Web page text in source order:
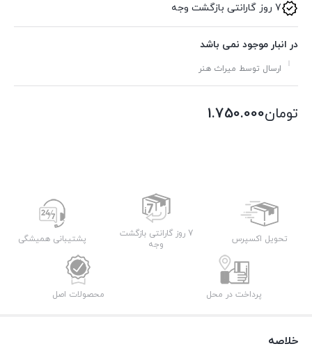
7 روز گارانتی بازگشت وجه
در انبار موجود نمی باشد
ارسال توسط میراث هنر
تومان1.750.000
تحویل اکسپرس
7 روز گارانتی بازگشت
وجه
پشتیبانی همیشگی
پرداخت در محل محصولات اصل
خلاصه